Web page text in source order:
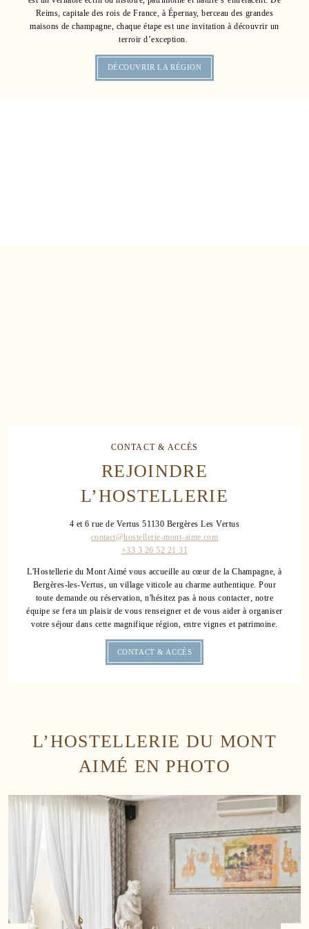
Reims, capitale des rois de France, à Épernay, berceau des grandes
maisons de champagne, chaque étape est une invitation à découvrir un
terroir d’exception.
DÉCOUVRIR LA RÉGION
CONTACT & ACCÈS
REJOINDRE
L’HOSTELLERIE
4 et 6 rue de Vertus 51130 Bergères Les Vertus
contact@hostellerie-mont-aime.com
+33 3 26 52 21 31
L'Hostellerie du Mont Aimé vous accueille au cœur de la Champagne, à
Bergères-les-Vertus, un village viticole au charme authentique. Pour
toute demande ou réservation, n'hésitez pas à nous contacter, notre
équipe se fera un plaisir de vous renseigner et de vous aider à organiser
votre séjour dans cette magnifique région, entre vignes et patrimoine.
CONTACT & ACCÈS
L’HOSTELLERIE DU MONT
AIMÉ EN PHOTO